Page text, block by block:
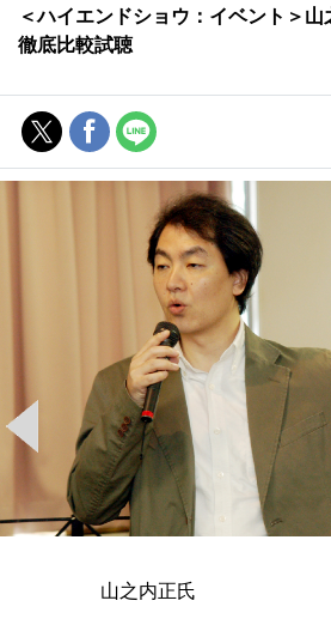
＜ハイエンドショウ：イベント＞
徹底比較試聴
山之内正氏